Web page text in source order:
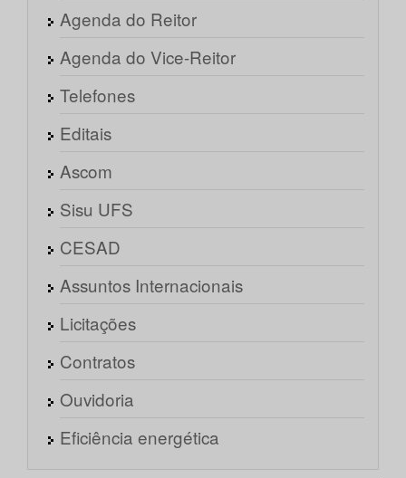
Agenda do Reitor
Agenda do Vice-Reitor
Telefones
Editais
Ascom
Sisu UFS
CESAD
Assuntos Internacionais
Licitações
Contratos
Ouvidoria
Eficiência energética